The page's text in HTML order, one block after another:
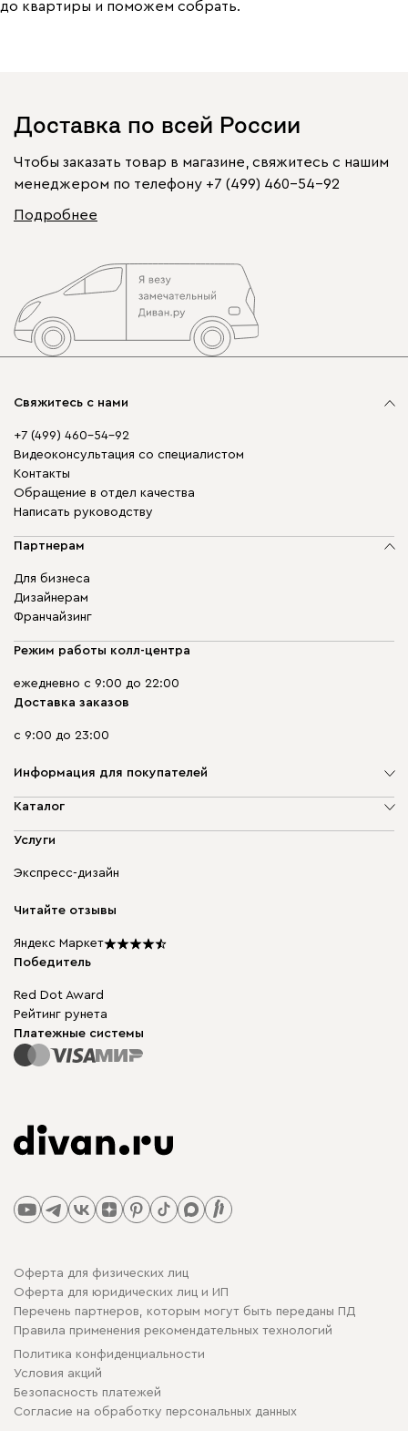
до квартиры и поможем собрать.
Доставка по всей России
Чтобы заказать товар в магазине, свяжитесь с нашим
менеджером по телефону +7 (499) 460-54-92
Подробнее
Свяжитесь с нами
+7 (499) 460-54-92
Видеоконсультация со специалистом
Контакты
Обращение в отдел качества
Написать руководству
Партнерам
Для бизнеса
Дизайнерам
Франчайзинг
Режим работы колл-центра
ежедневно с 9:00 до 22:00
Доставка заказов
с 9:00 до 23:00
Информация для покупателей
О компании
Доставка и оплата
диван.клуб
Карьера
Подарочные сертификаты
Мы в прессе
Каталог
Мягкая мебель
Бескаркасная мебель
Столы и стулья
Услуги
Экспресс-дизайн
Читайте отзывы
Яндекс Маркет
Победитель
Red Dot Award
Рейтинг рунета
Платежные системы
Оферта для физических лиц
Оферта для юридических лиц и ИП
Перечень партнеров, которым могут быть переданы ПД
Правила применения рекомендательных технологий
Политика конфиденциальности
Условия акций
Безопасность платежей
Cогласие на обработку персональных данных